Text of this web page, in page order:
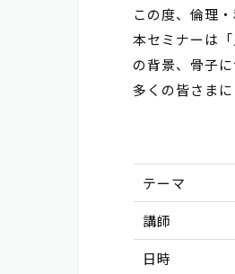
この度、倫理
本セミナーは
の背景、⾻⼦
多くの皆さま
テーマ
講師
日時